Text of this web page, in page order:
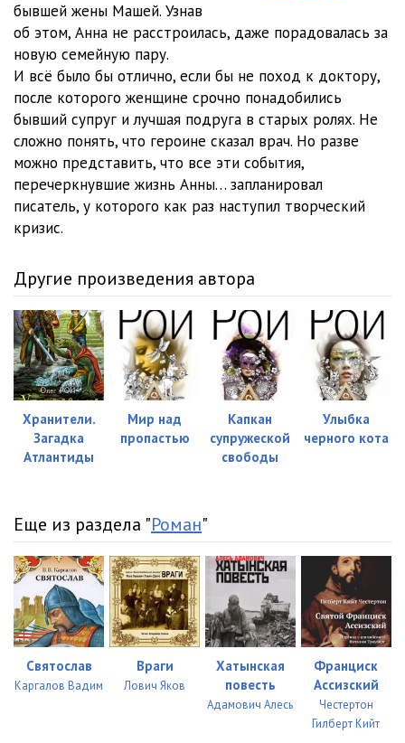
14
15
16 45:13
17 49:37
бывшей жены Машей. Узнав
об этом, Анна не расстроилась, даже порадовалась за
новую семейную пару.
И всё было бы отлично, если бы не поход к доктору,
после которого женщине срочно понадобились
бывший супруг и лучшая подруга в старых ролях. Не
сложно понять, что героине сказал врач. Но разве
можно представить, что все эти события,
перечеркнувшие жизнь Анны… запланировал
писатель, у которого как раз наступил творческий
кризис.
Другие произведения автора
Хранители.
Загадка
Атлантиды
Мир над
пропастью
Капкан
супружеской
свободы
Улыбка
черного кота
Еще из раздела "Роман"
Святослав
Каргалов Вадим
Враги
Лович Яков
Хатынская
повесть
Адамович Алесь
Франциск
Ассизский
Честертон
Гилберт Кийт